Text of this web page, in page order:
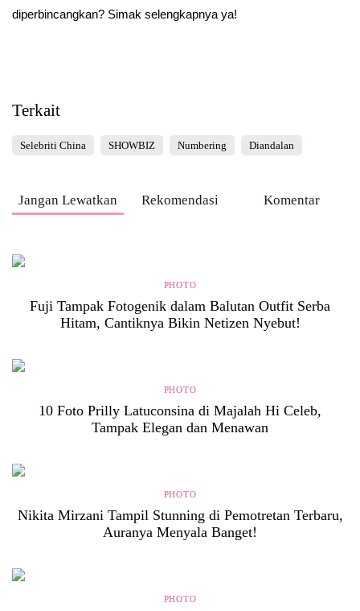
diperbincangkan? Simak selengkapnya ya!
Terkait
Selebriti China SHOWBIZ Numbering Diandalan
Jangan Lewatkan Rekomendasi Komentar
PHOTO
Fuji Tampak Fotogenik dalam Balutan Outfit Serba
Hitam, Cantiknya Bikin Netizen Nyebut!
PHOTO
10 Foto Prilly Latuconsina di Majalah Hi Celeb,
Tampak Elegan dan Menawan
PHOTO
Nikita Mirzani Tampil Stunning di Pemotretan Terbaru,
Auranya Menyala Banget!
PHOTO